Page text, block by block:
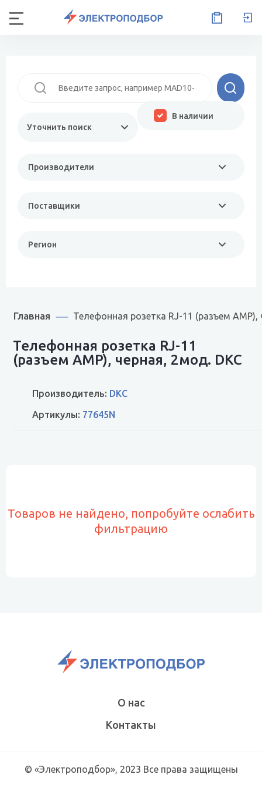
Уточнить поиск
Производители
Поставщики
Регион
В наличии
Главная Телефонная розетка RJ-11 (разъем
Телефонная розетка RJ-11
(разъем AMP), черная, 2мод. DKC
Производитель: DKC
Артикулы: 77645N
Товаров не найдено, попробуйте ослабить
фильтрацию
О нас
Контакты
© «Электроподбор», 2023 Все права защищены